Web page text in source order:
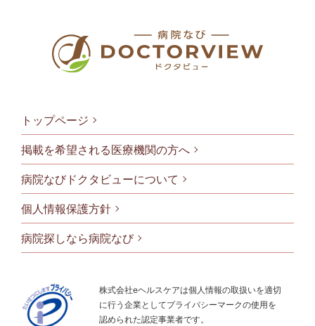
フッタメニ
トップページ
掲載を希望される医療機関の方へ
病院なびドクタビューについて
個人情報保護方針
病院探しなら病院なび
株式会社eヘルスケアは個人情報の取扱いを適切
に行う企業としてプライバシーマークの使用を
認められた認定事業者です。